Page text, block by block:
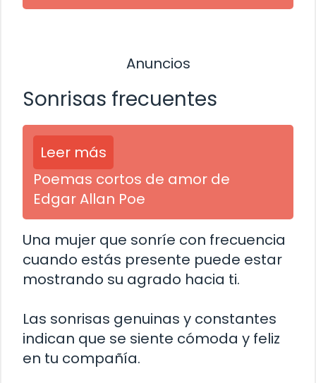
Anuncios
Sonrisas frecuentes
Leer más
Poemas cortos de amor de
Edgar Allan Poe
Una mujer que sonríe con frecuencia
cuando estás presente puede estar
mostrando su agrado hacia ti.
Las sonrisas genuinas y constantes
indican que se siente cómoda y feliz
en tu compañía.